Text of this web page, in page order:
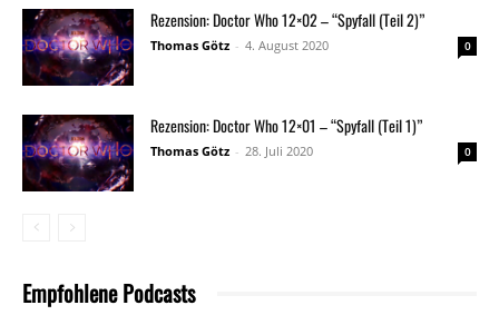
Rezension: Doctor Who 12×02 – “Spyfall (Teil 2)”
Thomas Götz - 4. August 2020 0
Rezension: Doctor Who 12×01 – “Spyfall (Teil 1)”
Thomas Götz - 28. Juli 2020 0
Empfohlene Podcasts